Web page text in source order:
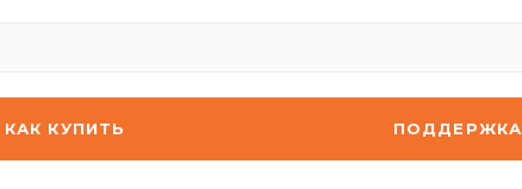
КАК КУПИТЬ ПОДДЕРЖКА